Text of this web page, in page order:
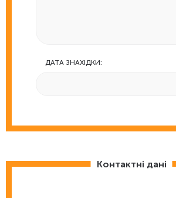
ДАТА ЗНАХІДКИ:
Контактні дані